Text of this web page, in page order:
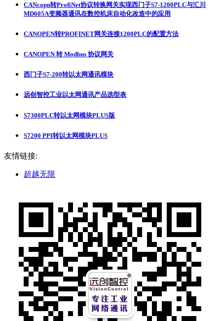
CANcopn转ProfiNet协议转换网关实现西门子S7-1200PLC与汇川
MD605A变频器通讯在数控机床自动化改造中的应用
CANOPEN转PROFINET网关连接1200PLC的配置方法
CANOPEN 转 Modbus 协议网关
西门子S7-200转以太网通讯模块
远创智控工业以太网通讯产品选型表
S7300PLC转以太网模块PLUS版
S7200 PPI转以太网模块PLUS
友情链接:
超越无限